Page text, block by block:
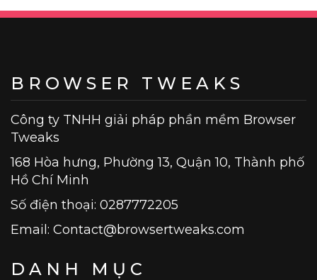
BROWSER TWEAKS
Công ty TNHH giải pháp phần mềm Browser
Tweaks
168 Hòa hưng, Phường 13, Quận 10, Thành phố
Hồ Chí Minh
Số điện thoại: 0287772205
Email: Contact@browsertweaks.com
DANH MỤC